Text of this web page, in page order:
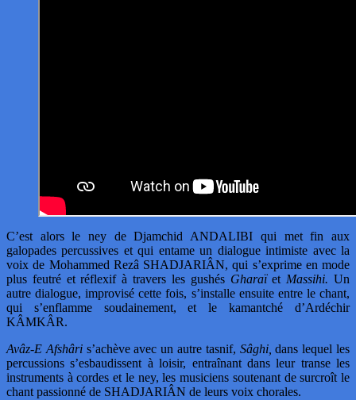
C’est alors le ney de Djamchid ANDALIBI qui met fin aux
galopades percussives et qui entame un dialogue intimiste avec la
voix de Mohammed Rezâ SHADJARIÂN, qui s’exprime en mode
plus feutré et réflexif à travers les gushés Gharaïet Massihi. Un
autre dialogue, improvisé cette fois, s’installe ensuite entre le chant,
qui s’enflamme soudainement, et le kamantché d’Ardéchir
KÂMKÂR.
Avâz-E Afshâris’achève avec un autre tasnif, Sâghi, dans lequel les
percussions s’esbaudissent à loisir, entraînant dans leur transe les
instruments à cordes et le ney, les musiciens soutenant de surcroît le
chant passionné de SHADJARIÂN de leurs voix chorales.